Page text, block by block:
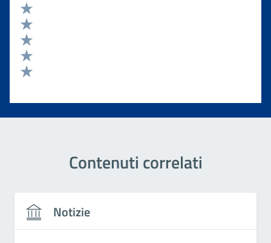
Valuta 5 stelle su 5
Valuta 4 stelle su 5
Valuta 3 stelle su 5
Valuta 2 stelle su 5
Contenuti correlati
Notizie